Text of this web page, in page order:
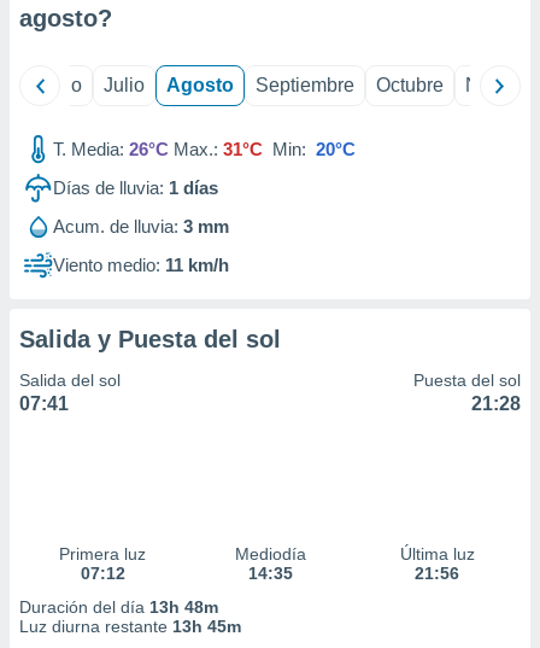
agosto?
Junio Julio Agosto Septiembre Octubre
T. Media: 26°C Max.: 31°C Min: 20°C
Días de lluvia: 1 días
Acum. de lluvia: 3 mm
Viento medio: 11 km/h
Salida y Puesta del sol
Salida del sol
07:41
Puesta del sol
21:28
Primera luz
07:12
Mediodía
14:35
Última luz
21:56
Duración del día 13h 48m
Luz diurna restante 13h 45m